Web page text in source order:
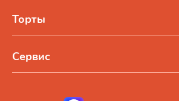
Торты
Сервис